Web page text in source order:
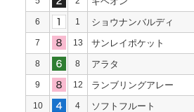
6 1 ショウナンバルディ
7 13 サンレイポケット
8 8 アラタ
9 12 ランブリングアレー
10 4 ソフトフルート